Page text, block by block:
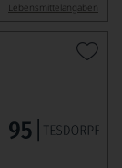
Lebensmittel­angaben